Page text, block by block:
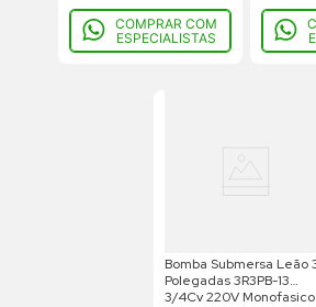
COMPRAR COM
ESPECIALISTAS
Bomba Submersa Leão
Polegadas 3R3PB-13
3/4Cv 220V Monofasico